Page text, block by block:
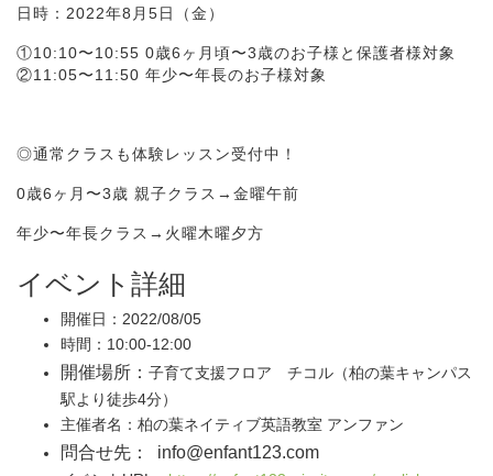
日時：2022年8月5日（金）
①10:10〜10:55 0歳6ヶ月頃〜3歳のお子様と保護者様対象
②11:05〜11:50 年少〜年長のお子様対象
◎通常クラスも体験レッスン受付中！
0歳6ヶ月〜3歳 親子クラス→金曜午前
年少〜年長クラス→火曜木曜夕方
イベント詳細
開催日：2022/08/05
時間：10:00-12:00
開催場所： 子育て支援フロア チコル（柏の葉キャンパス
駅より徒歩4分）
主催者名：柏の葉ネイティブ英語教室 アンファン
問合せ先： info@enfant123.com